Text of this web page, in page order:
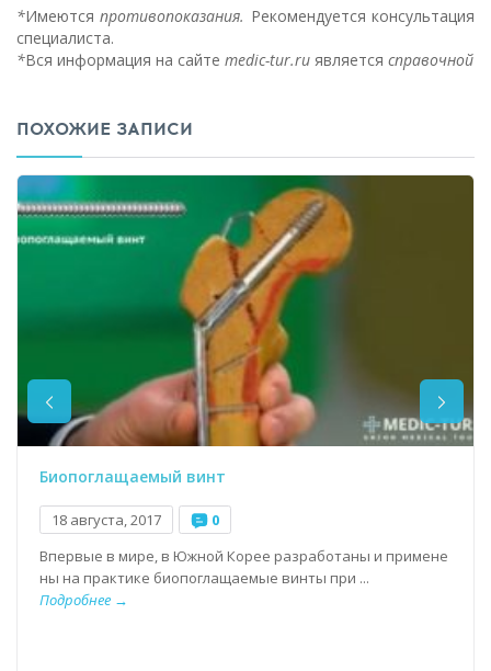
*Имеются противопоказания. Рекомендуется консультация
специалиста.
*Вся информация на сайте medic-tur.ru является справочной
ПОХОЖИЕ ЗАПИСИ
Биопоглащаемый винт
18 августа, 2017
0
Впервые в мире, в Южной Корее разработаны и примене
ны на практике биопоглащаемые винты при ...
Подробнее →